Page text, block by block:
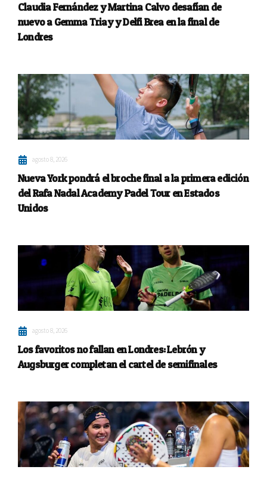
Claudia Fernández y Martina Calvo desafían de
nuevo a Gemma Triay y Delfi Brea en la final de
Londres
agosto 8, 2026
Nueva York pondrá el broche final a la primera edición
del Rafa Nadal Academy Padel Tour en Estados
Unidos
agosto 8, 2026
Los favoritos no fallan en Londres: Lebrón y
Augsburger completan el cartel de semifinales